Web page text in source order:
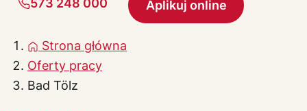
Aplikuj online
Strona główna
Oferty pracy
Bad Tölz